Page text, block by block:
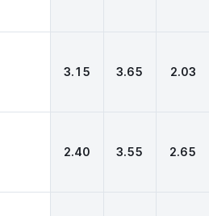
3.15 3.65 2.03
2.40 3.55 2.65